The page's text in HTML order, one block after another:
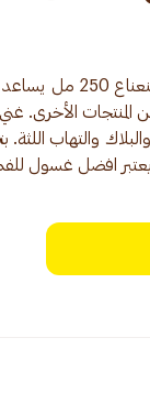
غسول الفم
الأخرى. غني
والبلاك والتهاب